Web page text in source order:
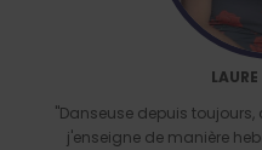
"Danseuse depuis
j'enseigne de manière